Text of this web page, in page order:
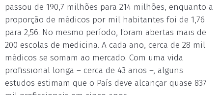
passou de 190,7 milhões para 214 milhões, enquanto a
proporção de médicos por mil habitantes foi de 1,76
para 2,56. No mesmo período, foram abertas mais de
200 escolas de medicina. A cada ano, cerca de 28 mil
médicos se somam ao mercado. Com uma vida
profissional longa – cerca de 43 anos –, alguns
estudos estimam que o País deve alcançar quase 837